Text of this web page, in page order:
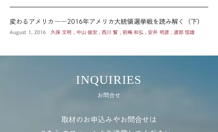
変わるアメリカ――2016年アメリカ大統領選挙戦を読み解く（下）
August 1, 2016 久保 文明 , 中山 俊宏 , 西川 賢 , 前嶋 和弘 , 安井 明彦 , 渡部 恒雄
INQUIRIES
お問合せ
取材のお申込みやお問合せは